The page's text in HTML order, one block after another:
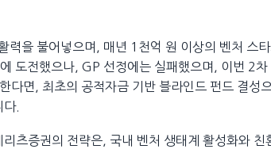
력을 불어넣으며, 매년 1천억 원 이상의 벤처 스
도전했으나, GP 선정에는 실패했으며, 이번 2차
다면, 최초의 공적자금 기반 블라인드 펀드 결성
.
츠증권의 전략은, 국내 벤처 생태계 활성화와 친